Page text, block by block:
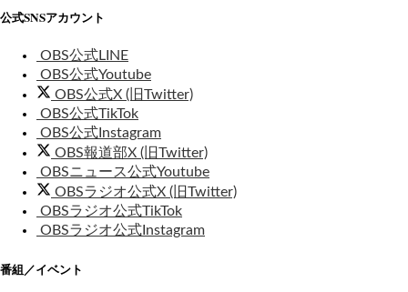
公式SNSアカウント
OBS公式LINE
OBS公式Youtube
OBS公式X (旧Twitter)
OBS公式TikTok
OBS公式Instagram
OBS報道部X (旧Twitter)
OBSニュース公式Youtube
OBSラジオ公式X (旧Twitter)
OBSラジオ公式TikTok
OBSラジオ公式Instagram
番組／イベント